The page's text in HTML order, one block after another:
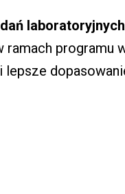
laboratoryjnych
ramach programu
lepsze